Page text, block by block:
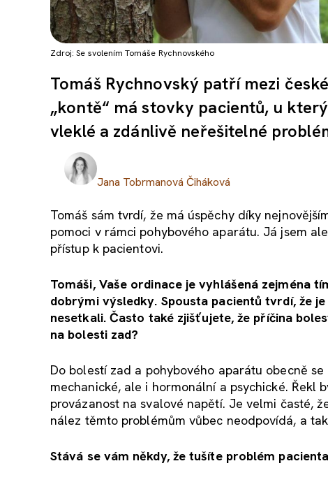
Zdroj: Se svolením Tomáše Rychnovského
Tomáš Rychnovský patří mezi
„kontě“ má stovky pacientů, u
vleklé a zdánlivě neřešitelné
Jana Tobrmanová Čiháková
Tomáš sám tvrdí, že má úspěchy díky
pomoci v rámci pohybového aparátu. Já jsem
přístup k pacientovi.
Tomáši, Vaše ordinace je vyhlášená zejména
dobrými výsledky. Spousta pacientů tvrdí, že
nesetkali. Často také zjišťujete, že příčina
na bolesti zad?
Do bolestí zad a pohybového aparátu obecně
mechanické, ale i hormonální a psychické. Řekl
provázanost na svalové napětí. Je velmi časté,
nález těmto problémům vůbec neodpovídá, a
Stává se vám někdy, že tušíte problém